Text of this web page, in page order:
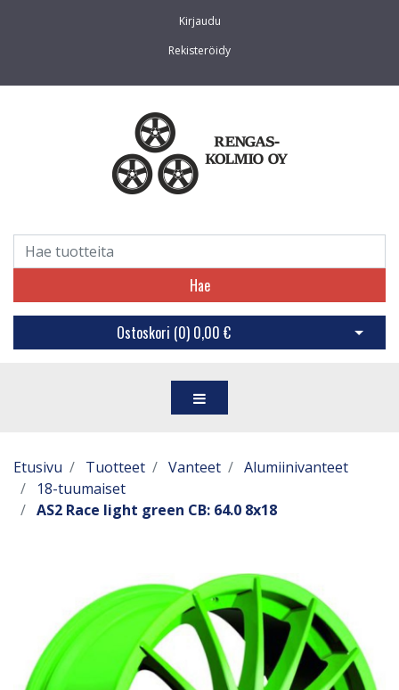
Kirjaudu
Rekisteröidy
Hae
Ostoskori (0) 0,00 € Avaa
Etusivu Tuotteet Vanteet
Alumiinivanteet
18-tuumaiset
AS2 Race light green CB: 64.0 8x18